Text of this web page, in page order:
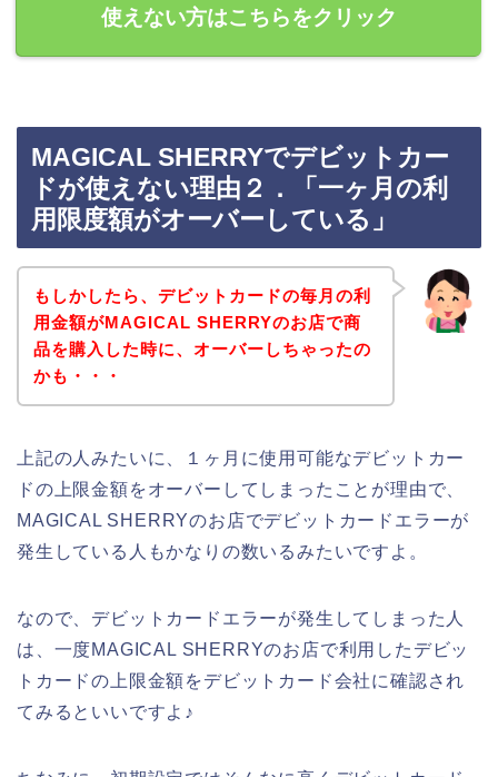
使えない方はこちらをクリック
MAGICAL SHERRYでデビットカー
ドが使えない理由２．「一ヶ月の利
用限度額がオーバーしている」
もしかしたら、デビットカードの毎月の利
用金額がMAGICAL SHERRYのお店で商
品を購入した時に、オーバーしちゃったの
かも・・・
上記の人みたいに、１ヶ月に使用可能なデビットカー
ドの上限金額をオーバーしてしまったことが理由で、
MAGICAL SHERRYのお店でデビットカードエラーが
発生している人もかなりの数いるみたいですよ。
なので、デビットカードエラーが発生してしまった人
は、一度MAGICAL SHERRYのお店で利用したデビッ
トカードの上限金額をデビットカード会社に確認され
てみるといいですよ♪